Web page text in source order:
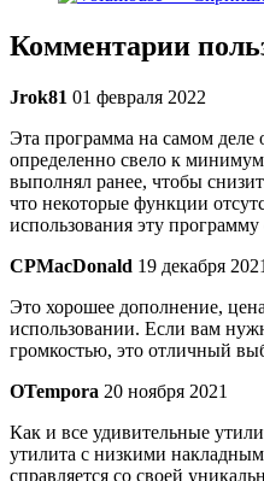
Комментарии
Jrok81 01 февраля 2022
Эта программа на самом деле
определенно свело к
выполнял ранее, чтобы
что некоторые функции
использования эту программу
CPMacDonald 19 декабря 2021
Это хорошее дополнение,
использовании. Если вам
громкостью, это отличный
OTempora 20 ноября 2021
Как и все удивительные
утилита с низкими
справляется со своей